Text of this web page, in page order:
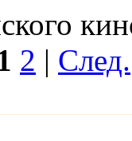
2 | След.